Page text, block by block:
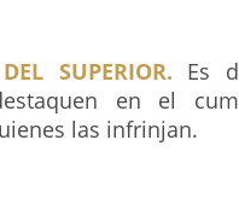
SUPERIOR. Es
en el
las infrinjan.